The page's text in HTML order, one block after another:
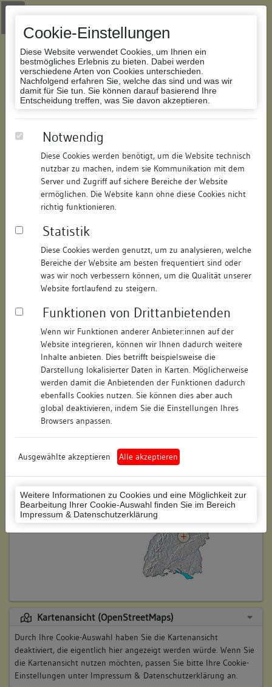
Cookie-Einstellungen
Diese Website verwendet Cookies, um Ihnen ein
bestmögliches Erlebnis zu bieten. Dabei werden
verschiedene Arten von Cookies unterschieden.
Nachfolgend erfahren Sie, welche das sind und was wir
damit für Sie tun. Sie können darauf basierend Ihre
Entscheidung treffen, was Sie davon akzeptieren.
Notwendig
Diese Cookies werden benötigt, um die Website technisch
nutzbar zu machen, indem sie Kommunikation mit dem
Server und Zugriff auf sichere Bereiche der Website
ermöglichen. Die Website kann ohne diese Cookies nicht
richtig funktionieren.
Statistik
Diese Cookies werden genutzt, um zu analysieren, welche
Bereiche der Website am besten frequentiert sind oder
was wir noch verbessern können, um die Qualität unserer
Website fortlaufend zu steigern.
Funktionen von Drittanbietenden
Wenn wir Funktionen anderer Anbieter:innen auf der
Website integrieren, können wir Ihnen dadurch weitere
Inhalte anbieten. Dies betrifft beispielsweise die
Darstellung lokalisierter Daten in Karten. Möglicherweise
werden damit die Anbietenden der Funktionen dadurch
ebenfalls Cookies nutzen. Sie können dies aber auch
global deaktivieren, indem Sie die Einstellungen Ihres
Browsers anpassen.
Ausgewählte akzeptieren Alle akzeptieren
Weitere Informationen zu Cookies und eine Möglichkeit zur
Bearbeitung Ihrer Cookie-Auswahl finden Sie im Bereich
Impressum & Datenschutzerklärung
Zur Navigation springen
Zum Inhalt der Website springen
Datenbank Bauforschung/Restaurierung
221220389266/Datum:19.02.2007
Datenbestand:
Bauforschung
Als PDF herunterladen:
Objektdaten
Straße: Hafenmarkt
Hausnummer: 5
Postleitzahl: 73728
Stadt-Teilort: Esslingen am Neckar
Regierungsbezirk: Stuttgart
Esslingen (Landkreis)
Wohnplatzschlüssel: 8116019003
Flurstücknummer: keine
Historischer Straßenname: keiner
Lage des Wohnplatzes:
Kartenansicht (OpenStreetMaps)
Durch Ihre Cookie-Auswahl haben Sie die Kartenansicht
deaktiviert, die eigentlich hier angezeigt werden würde. Wenn Sie
die Kartenansicht nutzen möchten, passen Sie bitte Ihre Cookie-
Einstellungen unter Impressum & Datenschutzerklärung an.